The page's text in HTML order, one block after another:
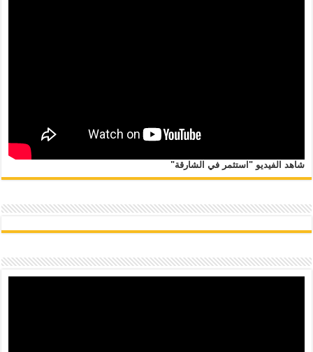
شاهد الفيديو "استثمر في الشارقة"